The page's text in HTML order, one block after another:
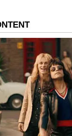
సమాచారం కోసం
ఫ్రిఫర్డ్ సోర్స్ గా